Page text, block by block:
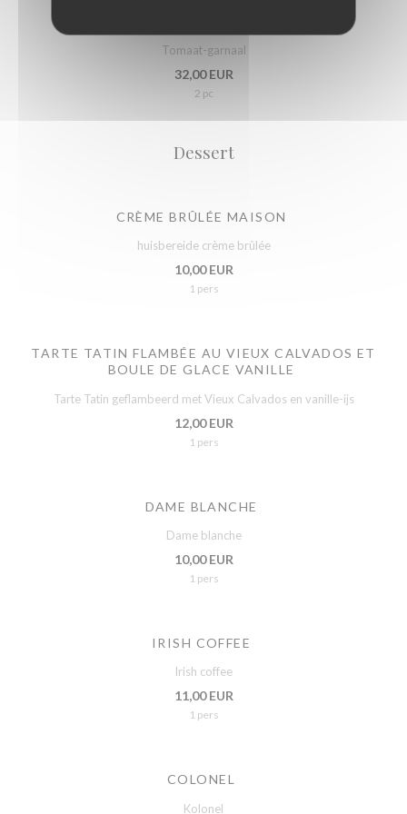
Tomaat-garnaal
32,00 EUR
2 pc
Dessert
CRÈME BRÛLÉE MAISON
huisbereide crème brûlée
10,00 EUR
1 pers
TARTE TATIN FLAMBÉE AU VIEUX CALVADOS ET
BOULE DE GLACE VANILLE
Tarte Tatin geflambeerd met Vieux Calvados en vanille-ijs
12,00 EUR
1 pers
DAME BLANCHE
Dame blanche
10,00 EUR
1 pers
IRISH COFFEE
Irish coffee
11,00 EUR
1 pers
COLONEL
Kolonel